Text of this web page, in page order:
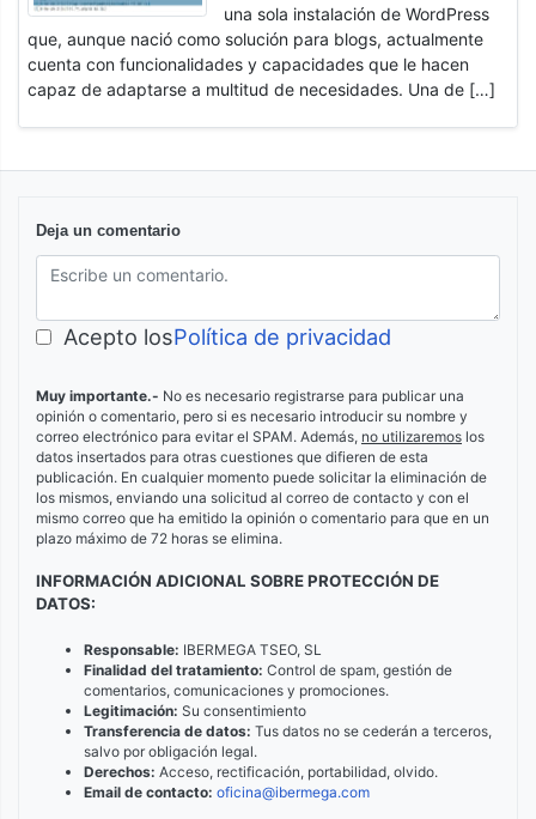
una sola instalación de WordPress
que, aunque nació como solución para blogs, actualmente
cuenta con funcionalidades y capacidades que le hacen
capaz de adaptarse a multitud de necesidades. Una de […]
Deja un comentario
Acepto losPolítica de privacidad
Muy importante.- No es necesario registrarse para publicar una
opinión o comentario, pero si es necesario introducir su nombre y
correo electrónico para evitar el SPAM. Además, no utilizaremos los
datos insertados para otras cuestiones que difieren de esta
publicación. En cualquier momento puede solicitar la eliminación de
los mismos, enviando una solicitud al correo de contacto y con el
mismo correo que ha emitido la opinión o comentario para que en un
plazo máximo de 72 horas se elimina.
INFORMACIÓN ADICIONAL SOBRE PROTECCIÓN DE
DATOS:
Responsable: IBERMEGA TSEO, SL
Finalidad del tratamiento: Control de spam, gestión de
comentarios, comunicaciones y promociones.
Legitimación: Su consentimiento
Transferencia de datos: Tus datos no se cederán a terceros,
salvo por obligación legal.
Derechos: Acceso, rectificación, portabilidad, olvido.
Email de contacto: oficina@ibermega.com